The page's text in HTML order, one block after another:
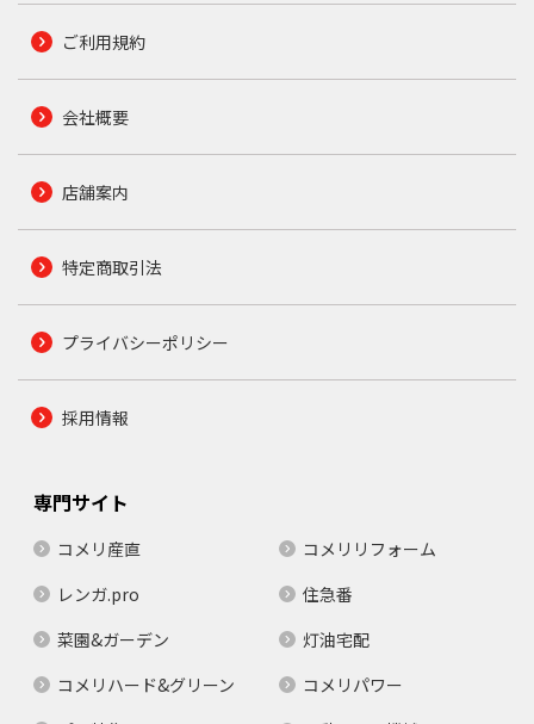
ご利用規約
会社概要
店舗案内
特定商取引法
プライバシーポリシー
採用情報
専門サイト
コメリ産直
コメリリフォーム
レンガ.pro
住急番
菜園&ガーデン
灯油宅配
コメリハード&グリーン
コメリパワー